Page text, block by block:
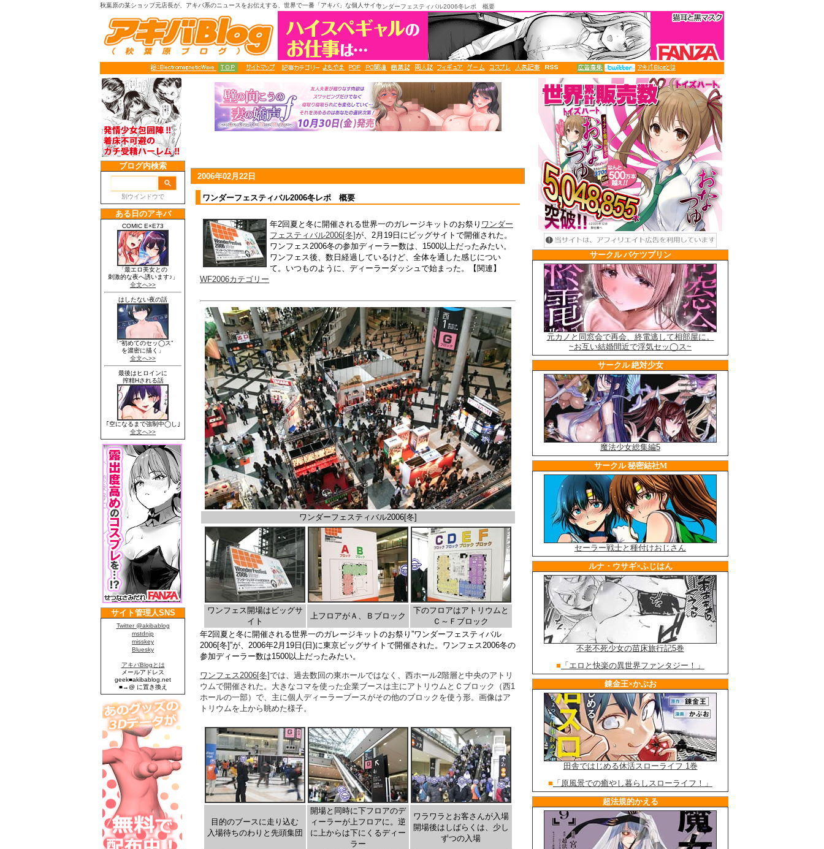
ワンダーフェスティバル2006冬レポ 概要
秋葉原の某ショップ元店長が、アキバ系のニュースをお伝えする、世界で一番「アキバ」な個人サイト
2006年02月22日
ワンダーフェスティバル2006冬レポ 概要
年2回夏と冬に開催される世界一のガレージキットのお祭り ワンダー
フェスティバル2006[冬]が、2月19日にビッグサイトで開催された。
ワンフェス2006冬の参加ディーラー数は、1500以上だったみたい。
ワンフェス後、数日経過しているけど、全体を通した感じについ
て。いつものように、ディーラーダッシュで始まった。【関連】
WF2006カテゴリー
ワンダーフェスティバル2006[冬]
ワンフェス開場はビッグサ
イト
上フロアがＡ、Ｂブロック
下のフロアはアトリウムと
Ｃ～Ｆブロック
年2回夏と冬に開催される世界一のガレージキットのお祭り”ワンダーフェスティバル
2006[冬]”が、2006年2月19日(日)に東京ビッグサイトで開催された。ワンフェス2006冬の
参加ディーラー数は1500以上だったみたい。
ワンフェス2006[冬]では、過去数回の東ホールではなく、西ホール2階層と中央のアトリ
ウムで開催された。大きなコマを使った企業ブースは主にアトリウムとＣブロック（西1
ホールの一部）で、主に個人ディーラーブースがその他のブロック を使う形。画像はア
トリウムを上から眺めた様子。
目的のブースに走り込む
入場待ちのわりと先頭集団
開場と同時に下フロアのデ
ィーラーが上フロアに。逆
に上からは下にくるディー
ラー
ワラワラとお客さんが入場
開場後はしばらくは、少し
ずつの入場